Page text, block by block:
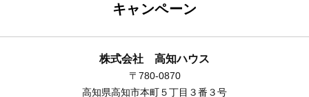
キャンペーン
株式会社 高知ハウス
〒780-0870
高知県高知市本町５丁目３番３号